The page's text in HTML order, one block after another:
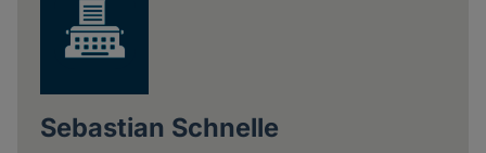
Sebastian Schnelle